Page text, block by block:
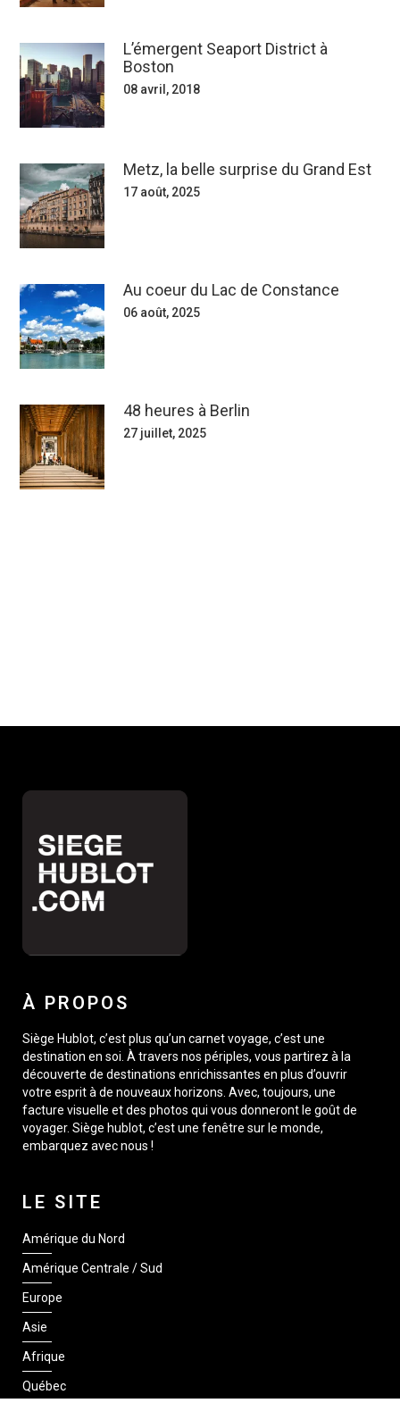
L’émergent Seaport District à
Boston
08 avril, 2018
Metz, la belle surprise du Grand Est
17 août, 2025
Au coeur du Lac de Constance
06 août, 2025
48 heures à Berlin
27 juillet, 2025
À PROPOS
Siège Hublot, c’est plus qu’un carnet voyage, c’est une
destination en soi. À travers nos périples, vous partirez à la
découverte de destinations enrichissantes en plus d’ouvrir
votre esprit à de nouveaux horizons. Avec, toujours, une
facture visuelle et des photos qui vous donneront le goût de
voyager. Siège hublot, c’est une fenêtre sur le monde,
embarquez avec nous !
LE SITE
Amérique du Nord
Amérique Centrale / Sud
Europe
Asie
Afrique
Québec